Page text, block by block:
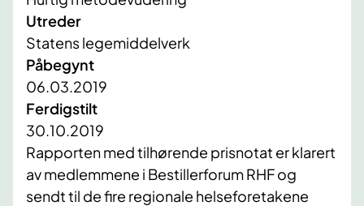
Utreder
Statens legemiddelverk
Påbegynt
06.03.2019
Ferdigstilt
30.10.2019
Rapporten med tilhørende prisnotat er klarert
av medlemmene i Bestillerforum RHF og
sendt til de fire regionale helseforetakene